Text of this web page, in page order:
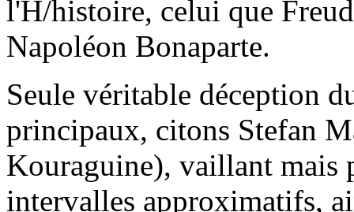
l'H/histoire, celui que
Napoléon Bonaparte.
Seule véritable déception
principaux, citons Stefan
Kouraguine), vaillant mais
intervalles approximatifs,